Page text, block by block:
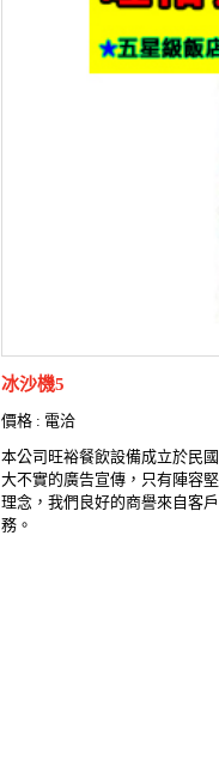
冰沙機5
價格 : 電洽
本公司旺裕餐飲設備成立於民
大不實的廣告宣傳，只有陣容
理念，我們良好的商譽來自客
務。